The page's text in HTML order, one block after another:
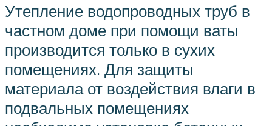
Утепление водопроводных труб в
частном доме при помощи ваты
производится только в сухих
помещениях. Для защиты
материала от воздействия влаги в
подвальных помещениях